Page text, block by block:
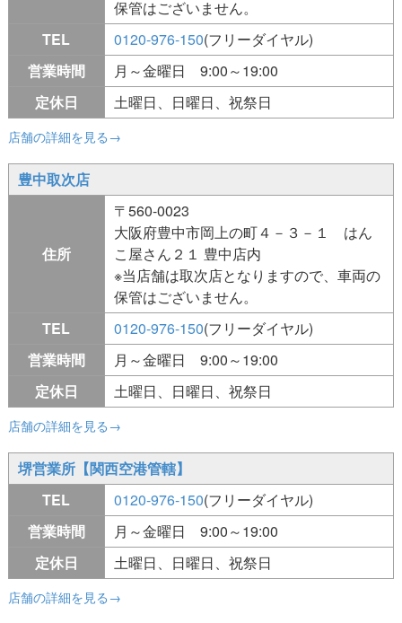
保管はございません。
TEL
0120-976-150(フリーダイヤル)
営業時間
月～金曜日 9:00～19:00
定休日
土曜日、日曜日、祝祭日
店舗の詳細を見る→
豊中取次店
住所
〒560-0023
大阪府豊中市岡上の町４－３－１ はん
こ屋さん２１ 豊中店内
※当店舗は取次店となりますので、車両の
保管はございません。
TEL
0120-976-150(フリーダイヤル)
営業時間
月～金曜日 9:00～19:00
定休日
土曜日、日曜日、祝祭日
店舗の詳細を見る→
堺営業所【関西空港管轄】
TEL
0120-976-150(フリーダイヤル)
営業時間
月～金曜日 9:00～19:00
定休日
土曜日、日曜日、祝祭日
店舗の詳細を見る→